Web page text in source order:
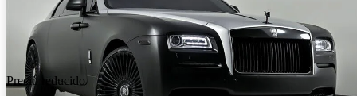
Precio reducido